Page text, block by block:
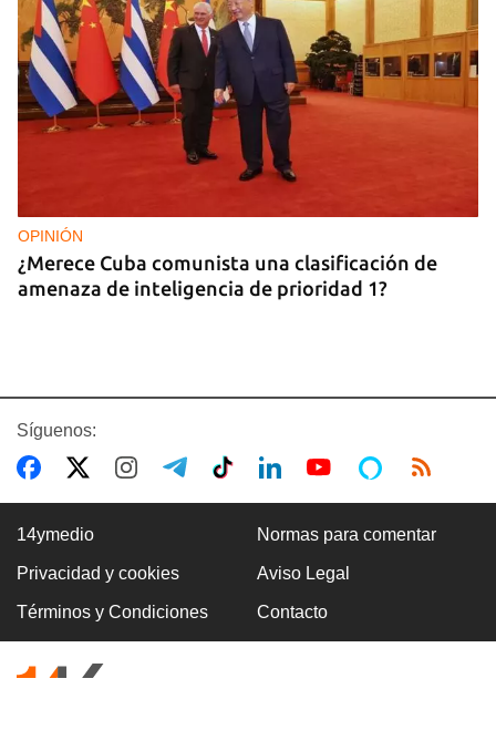
OPINIÓN
¿Merece Cuba comunista una clasificación de
amenaza de inteligencia de prioridad 1?
ASALTOS
"Cuba entera es una boca de lobo"
Síguenos:
14ymedio Normas para comentar
Privacidad y cookies Aviso Legal
Términos y Condiciones Contacto